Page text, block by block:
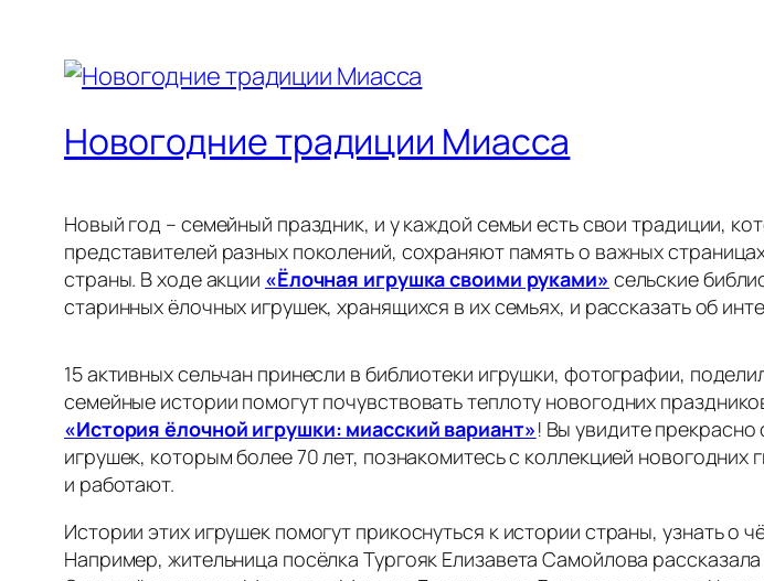
Новогодние традиции Миасса
Новый год – семейный праздник, и у каждой семьи есть свои традиции,
представителей разных поколений, сохраняют память о важных
страны. В ходе акции «Ёлочная игрушка своими руками» сельские
старинных ёлочных игрушек, хранящихся в их семьях, и рассказать об
15 активных сельчан принесли в библиотеки игрушки, фотографии,
семейные истории помогут почувствовать теплоту новогодних
«История ёлочной игрушки: миасский вариант»! Вы увидите
игрушек, которым более 70 лет, познакомитесь с коллекцией
и работают.
Истории этих игрушек помогут прикоснуться к истории страны, узнать
Например, жительница посёлка Тургояк Елизавета Самойлова